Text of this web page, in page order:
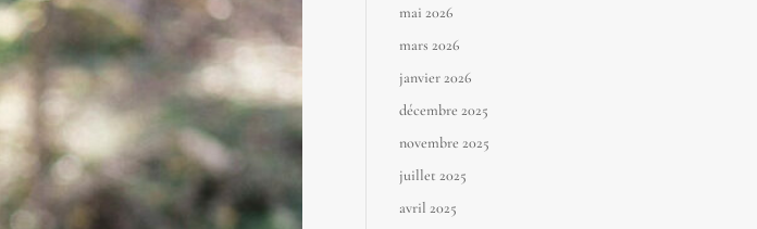
mai 2026
mars 2026
janvier 2026
décembre 2025
novembre 2025
juillet 2025
avril 2025